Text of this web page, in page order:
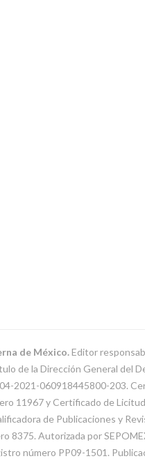
de México.Editor
de la Dirección General del
04-2021-060918445800-203.
11967 y Certificado de
de Publicaciones y
8375. Autorizada por
número PP09-1501.